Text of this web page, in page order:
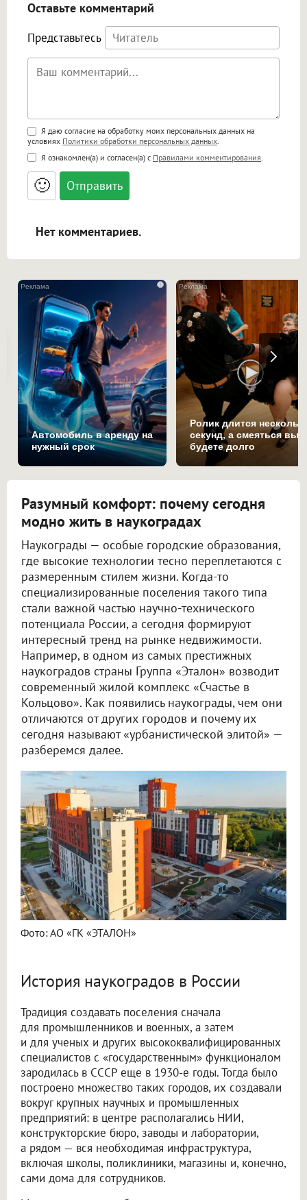
Оставьте комментарий
Представьтесь
Поддержка HTML
<b>, <strong>, <u>, <i>, <em>, <s>, <big>,
<small>, <sup>, <sub>, <pre>, <ul>, <ol>, <li>,
<blockquote>, <code> экранирует HTML,
адреса URL автоматически становятся
ссылками, и [img]адрес[/img] будет
Я даю согласие на обработку моих персональных данных на
условиях Политики обработки персональных данных
Я ознакомлен(а) и согласен(а) с Правилами комментирования
🙂
Нет комментариев.
i
Автомобиль в аренду на
нужный срок
Ролик длится
секунд, а смеяться вы
будете долго
Разумный комфорт: почему сегодня
модно жить в наукоградах
Наукограды — особые городские образования,
где высокие технологии тесно переплетаются с
размеренным стилем жизни. Когда-то
специализированные поселения такого типа
стали важной частью научно-технического
потенциала России, а сегодня формируют
интересный тренд на рынке недвижимости.
Например, в одном из самых престижных
наукоградов страны Группа «Эталон» возводит
современный жилой комплекс «Счастье в
Кольцово». Как появились наукограды, чем они
отличаются от других городов и почему их
сегодня называют «урбанистической элитой» —
разберемся далее.
Фото: АО «ГК «ЭТАЛОН»
История наукоградов в России
Традиция создавать поселения сначала
для промышленников и военных, а затем
и для ученых и других высококвалифицированных
специалистов с «государственным» функционалом
зародилась в СССР еще в 1930-е годы. Тогда было
построено множество таких городов, их создавали
вокруг крупных научных и промышленных
предприятий: в центре располагались НИИ,
конструкторские бюро, заводы и лаборатории,
а рядом — вся необходимая инфраструктура,
включая школы, поликлиники, магазины и, конечно,
сами дома для сотрудников.